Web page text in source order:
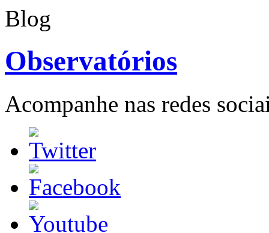
Blog
Observatórios
Acompanhe nas redes